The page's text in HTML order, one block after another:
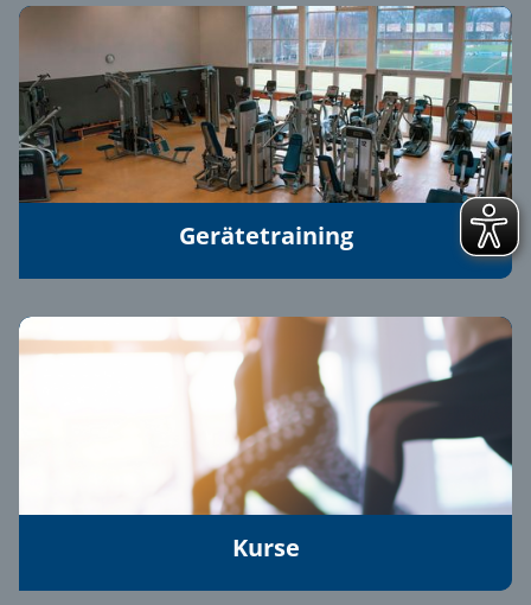
Gerätetraining
Kurse